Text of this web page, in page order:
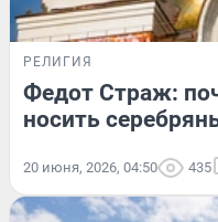
РЕЛИГИЯ
Федот Страж:
носить
20 июня, 2026, 04:50 435